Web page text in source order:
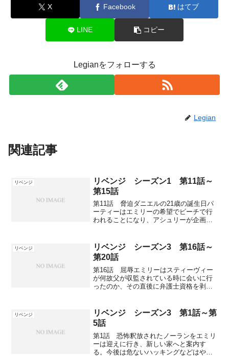
X Facebook はてブ
LINE コピー
Legianをフォローする
Legian
関連記事
リベンジ
リベンジ シーズン1 第11話～
第15話
第11話 脅迫ダニエルの21歳の誕生日パ
ーティーはエミリーの希望でビーチで行
われることになり、アシュリーが企画し
すためにタイラーの部屋を探していると
精神安定剤を見つける...
リベンジ
リベンジ シーズン3 第16話～
第20話
第16話 屈辱エミリーはスティーヴィー
が何故父が収監されている時に会いに行
ったのか、その直後に弁護士資格を剥奪
所にデヴィッドの事件で疑わしい証拠を
見つけたとのことだった...
リベンジ
リベンジ シーズン3 第1話～第
5話
第1話 恐怖釈放されたノーランをエミリ
ーは迎えに行き、新しい家へと案内す
る。今後は危ないハッキングなどはやら